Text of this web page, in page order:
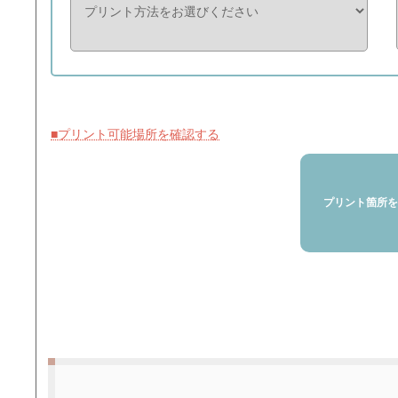
■プリント可能場所を確認する
プリント箇所